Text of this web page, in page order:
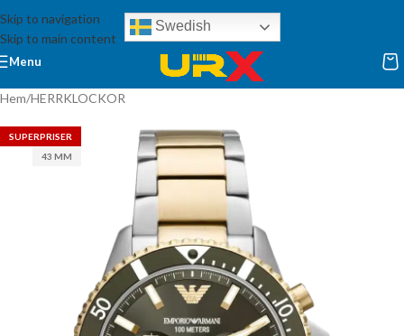
Skip to navigation
Skip to main content
Swedish
Menu
Hem/HERRKLOCKOR
SUPERPRISER
43 MM